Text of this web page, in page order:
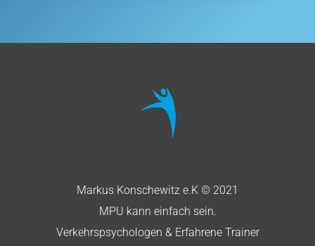
Markus Konschewitz e.K © 2021
MPU kann einfach sein.
Verkehrspsychologen & Erfahrene Trainer